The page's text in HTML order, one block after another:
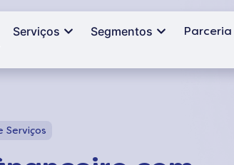
Serviços Segmentos Parceria
Serviços